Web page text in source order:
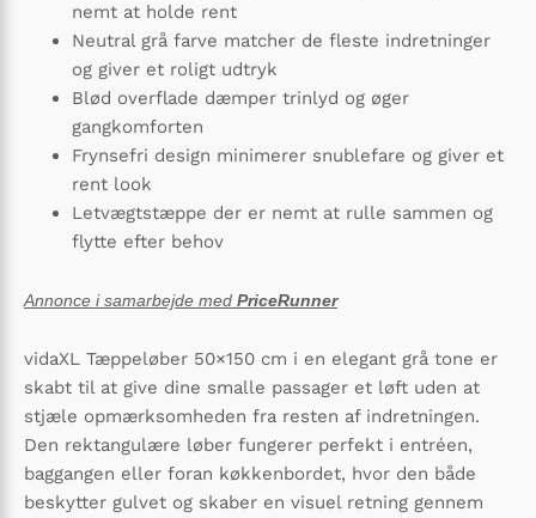
nemt at holde rent
Neutral grå farve matcher de fleste indretninger
og giver et roligt udtryk
Blød overflade dæmper trinlyd og øger
gangkomforten
Frynsefri design minimerer snublefare og giver et
rent look
Letvægtstæppe der er nemt at rulle sammen og
flytte efter behov
Annonce i samarbejde med PriceRunner
vidaXL Tæppeløber 50×150 cm i en elegant grå tone er
skabt til at give dine smalle passager et løft uden at
stjæle opmærksomheden fra resten af indretningen.
Den rektangulære løber fungerer perfekt i entréen,
baggangen eller foran køkkenbordet, hvor den både
beskytter gulvet og skaber en visuel retning gennem